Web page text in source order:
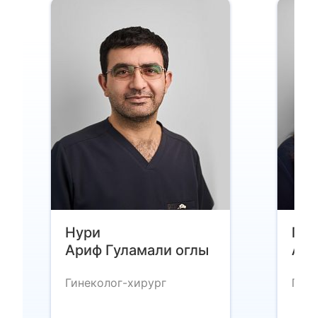
Нури
Ариф Гуламали оглы
Гинеколог-хирург